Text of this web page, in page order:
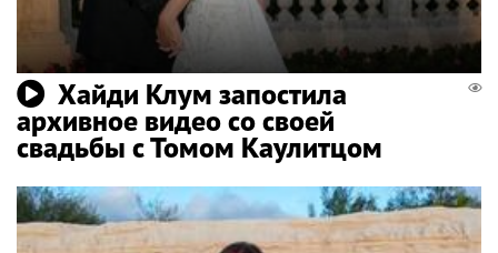
Хайди Клум запостила
архивное видео со своей
свадьбы с Томом Каулитцом